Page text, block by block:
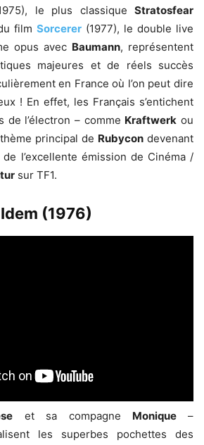
le plus classiqueStratosfear
film Sorcerer (1977), le double live
opus avec Baumann, représentent
majeures et de réels succès
en France où l’on peut dire
! En effet, les Français s’entichent
de l’électron – comme Kraftwerk ou
principal de Rubycondevenant
l’excellente émission de Cinéma /
sur TF1.
(1976)
et sa compagne Monique–
les superbes pochettes des